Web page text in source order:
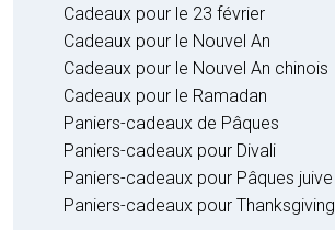
Cadeaux pour le 23 février
Cadeaux pour le Nouvel An
Cadeaux pour le Nouvel An chinois
Cadeaux pour le Ramadan
Paniers-cadeaux de Pâques
Paniers-cadeaux pour Divali
Paniers-cadeaux pour Pâques juive
Paniers-cadeaux pour Thanksgiving